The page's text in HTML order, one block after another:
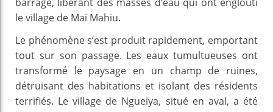
le village de Maï Mahiu.
Le phénomène s’est produit rapidement, emportant
tout sur son passage. Les eaux tumultueuses ont
transformé le paysage en un champ de ruines,
détruisant des habitations et isolant des résidents
terrifiés. Le village de Ngueiya, situé en aval, a été